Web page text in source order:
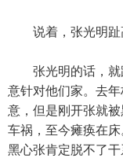
说着，张光明趾
张光明的话，就
意针对他们家。去
意，但是刚开张就
车祸，至今瘫痪在
黑心张肯定脱不了